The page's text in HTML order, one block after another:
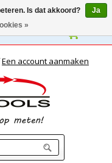
Een account aanmaken
Is dat akkoord?
Ja
»